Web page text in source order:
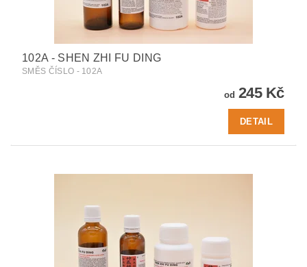
102A - SHEN ZHI FU DING
SMĚS ČÍSLO - 102A
od 245 Kč
DETAIL